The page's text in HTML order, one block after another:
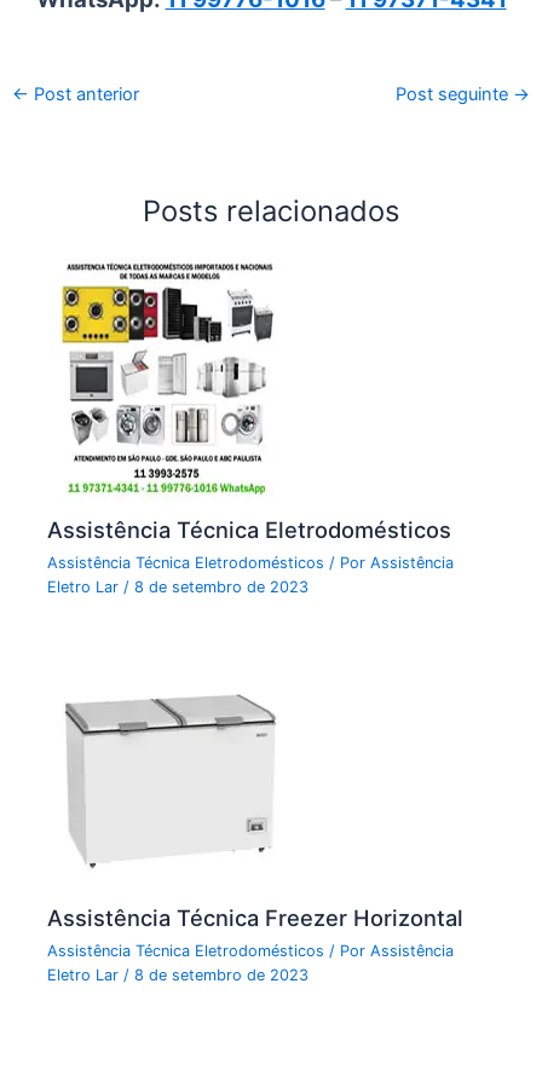
← Post anterior Post seguinte →
Posts relacionados
Assistência Técnica Eletrodomésticos
Assistência Técnica Eletrodomésticos / PorAssistência
Eletro Lar/8 de setembro de 2023
Assistência Técnica Freezer Horizontal
Assistência Técnica Eletrodomésticos / PorAssistência
Eletro Lar/8 de setembro de 2023